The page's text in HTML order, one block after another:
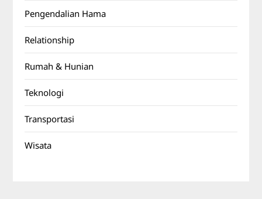
Pengendalian Hama
Relationship
Rumah & Hunian
Teknologi
Transportasi
Wisata